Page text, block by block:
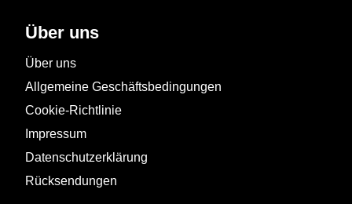
Über uns
Über uns
Allgemeine Geschäftsbedingungen
Cookie-Richtlinie
Impressum
Datenschutzerklärung
Rücksendungen